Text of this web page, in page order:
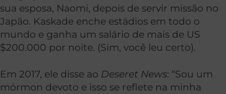
sua esposa, Naomi, depois de servir missão no
Japão. Kaskade enche estádios em todo o
mundo e ganha um salário de mais de US
$200.000 por noite. (Sim, você leu certo).
Em 2017, ele disse ao Deseret News: “Sou um
mórmon devoto e isso se reflete na minha